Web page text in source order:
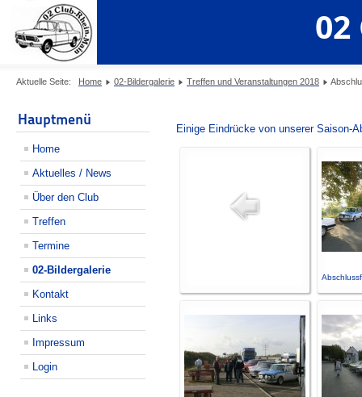
02
Aktuelle Seite: Home 02-Bildergalerie Treffen und Veranstaltungen 2018
Hauptmenü
Home
Aktuelles / News
Über den Club
Treffen
Termine
02-Bildergalerie
Kontakt
Links
Impressum
Login
Einige Eindrücke von unserer Saison-